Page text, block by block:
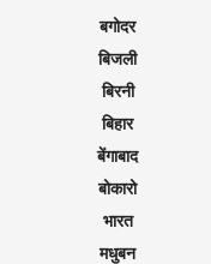
बगोदर
बिजली
बिरनी
बिहार
बेंगाबाद
बोकारो
भारत
मधुबन